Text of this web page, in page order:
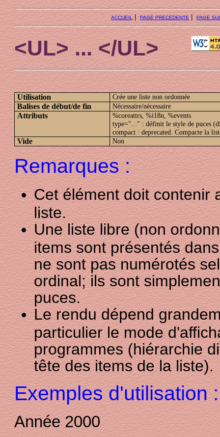
ACCUEIL|PAGE PRECEDENTE|PAGE
<UL> ... </UL>
Utilisation Crée une liste non ordonnée
Balises de début/de fin Nécessaire/nécessaire
Attributs
%coreattrs, %i18n, %events
type="..." : définit le style de puces
compact : deprecated. Compacte la
Vide Non
Remarques :
Cet élément doit contenir
liste.
Une liste libre (non
items sont présentés
ne sont pas numérotés
ordinal; ils sont
puces.
Le rendu dépend
particulier le mode
programmes (hiérarchie
tête des items de la liste).
Exemples d'utilisation :
Année 2000